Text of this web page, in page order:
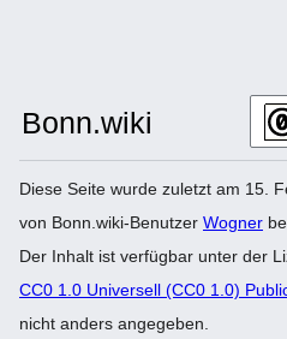
Diese Seite wurde zuletzt am 15.
von Bonn.wiki-Benutzer Wogner
Der Inhalt ist verfügbar unter der
CC0 1.0 Universell (CC0 1.0)
nicht anders angegeben.